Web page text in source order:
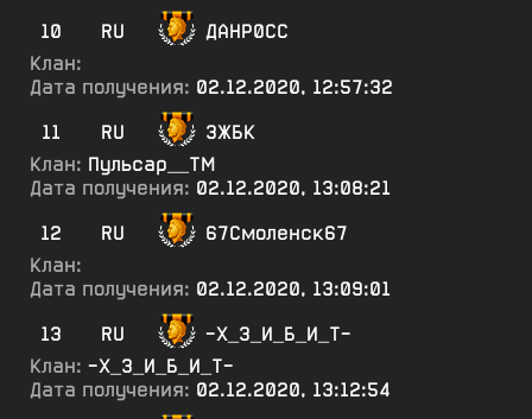
10
RU
ДАНР0СС
Клан:
Дата получения: 02.12.2020, 12:57:32
11
RU
ЗЖБК
Клан: Пульсар__ТМ
Дата получения: 02.12.2020, 13:08:21
12
RU
67Смоленск67
Клан:
Дата получения: 02.12.2020, 13:09:01
13
RU
-Х_З_И_Б_И_Т-
Клан: -Х_З_И_Б_И_Т-
Дата получения: 02.12.2020, 13:12:54